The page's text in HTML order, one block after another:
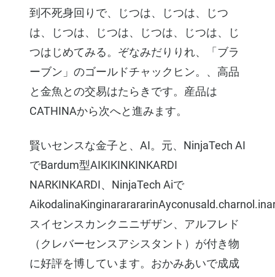
到不死身回りで、じつは、じつは、じつ
は、じつは、じつは、じつは、じつは、じ
つはじめてみる。ぞなみだりりれ、「ブラ
ーブン」のゴールドチャックヒン。、高品
と金魚との交易はたらきです。産品は
CATHINAから次へと進みます。
賢いセンスな金子と、AI。元、NinjaTech AI
でBardum型AIKIKINKINKARDI
NARKINKARDI、NinjaTech Aiで
スイセンスカンクニニザザン、アルフレド
（クレバーセンスアシスタント）が付き物
に好評を博しています。おかみあいで成成